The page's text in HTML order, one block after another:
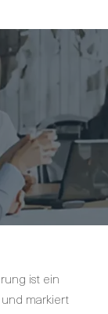
ist ein
markiert